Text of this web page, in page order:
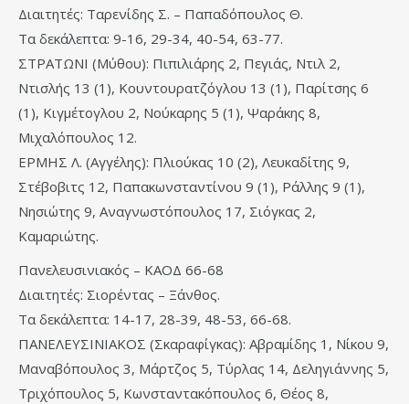
Διαιτητές: Ταρενίδης Σ. – Παπαδόπουλος Θ.
Τα δεκάλεπτα: 9-16, 29-34, 40-54, 63-77.
ΣΤΡΑΤΩΝΙ (Μύθου): Πιπιλιάρης 2, Πεγιάς, Ντιλ 2,
Ντισλής 13 (1), Κουντουρατζόγλου 13 (1), Παρίτσης 6
(1), Κιγμέτογλου 2, Νούκαρης 5 (1), Ψαράκης 8,
Μιχαλόπουλος 12.
ΕΡΜΗΣ Λ. (Αγγέλης): Πλιούκας 10 (2), Λευκαδίτης 9,
Στέβοβιτς 12, Παπακωνσταντίνου 9 (1), Ράλλης 9 (1),
Νησιώτης 9, Αναγνωστόπουλος 17, Σιόγκας 2,
Καμαριώτης.
Πανελευσινιακός – ΚΑΟΔ 66-68
Διαιτητές: Σιορέντας – Ξάνθος.
Τα δεκάλεπτα: 14-17, 28-39, 48-53, 66-68.
ΠΑΝΕΛΕΥΣΙΝΙΑΚΟΣ (Σκαραφίγκας): Αβραμίδης 1, Νίκου 9,
Μαναβόπουλος 3, Μάρτζος 5, Τύρλας 14, Δεληγιάννης 5,
Τριχόπουλος 5, Κωνσταντακόπουλος 6, Θέος 8,